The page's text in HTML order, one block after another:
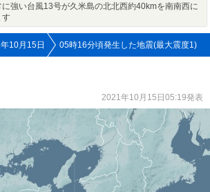
に強い台風13号が久米島の北北西約40kmを南南西に
す
10月15日 05時16分頃発生した地震(最大震度1)
2021年10月15日05:19発表